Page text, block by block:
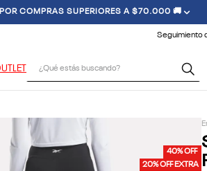
LOS TIEMPOS DE ENTREGA PODRÍAN
Seguimiento
40% OFF
20% OFF EXTRA